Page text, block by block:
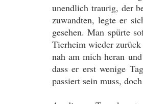
unendlich traurig, der
zuwandten, legte er
gesehen. Man spürte
Tierheim wieder
nah am mich heran
dass er erst wenige
passiert sein muss,